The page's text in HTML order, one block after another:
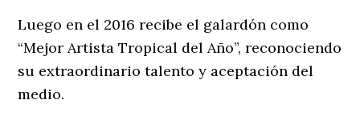
Luego en el 2016 recibe el galardón como
“Mejor Artista Tropical del Año”, reconociendo
su extraordinario talento y aceptación del
medio.